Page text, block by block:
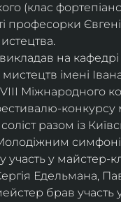
(клас
професорки
на
мистецтв імені
Міжнародного
конкурсу
разом із
Молодіжним
участь у
Едельмана,
брав участь